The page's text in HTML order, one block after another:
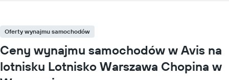
Oferty wynajmu samochodów
Ceny wynajmu samochodów w Avis na
lotnisku Lotnisko Warszawa Chopina w